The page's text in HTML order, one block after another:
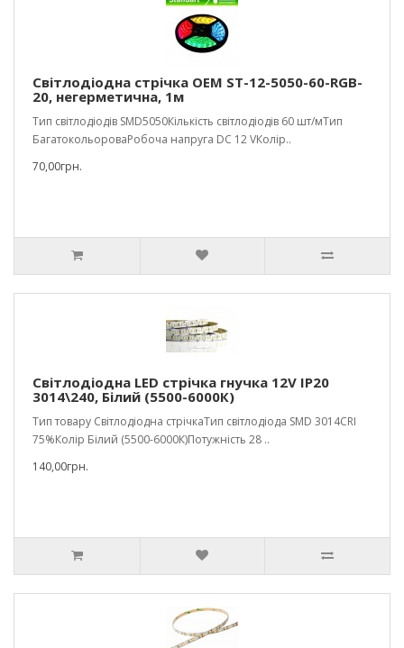
Світлодіодна стрічка OEM ST-12-5050-60-RGB-
20, негерметична, 1м
Тип світлодіодів SMD5050Кількість світлодіодів 60 шт/мТип
БагатокольороваРобоча напруга DC 12 VКолір..
70,00грн.
Світлодіодна LED стрічка гнучка 12V IP20
3014\240, Білий (5500-6000К)
Тип товару Світлодіодна стрічкаТип світлодіода SMD 3014CRI
75%Колір Білий (5500-6000К)Потужність 28 ..
140,00грн.